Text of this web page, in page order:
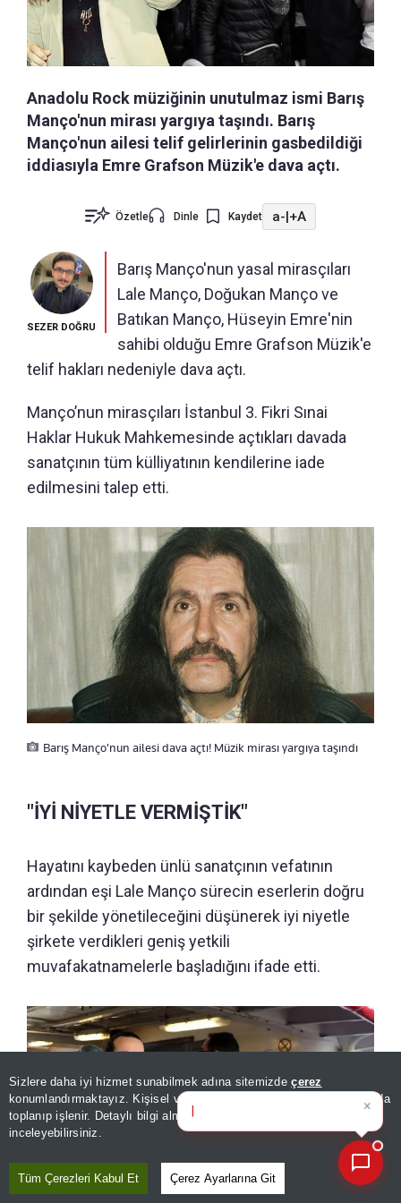
Sizlere daha iyi hizmet sunabilmek adına sitemizdeçerez
konumlandırmaktayız. Kişisel verileriniz, KVKK ve GDPR kapsamında
toplanıp işlenir. Detaylı bilgi almak için
inceleyebilirsiniz.
Tüm Çerezleri Kabul Et Çerez Ayarlarına Git
Anadolu Rock müziğinin unutulmaz ismi Barış
Manço'nun mirası yargıya taşındı. Barış
Manço'nun ailesi telif gelirlerinin gasbedildiği
iddiasıyla Emre Grafson Müzik'e dava açtı.
Özetle Dinle Kaydet a-|+A
SEZER DOĞRU
Barış Manço'nun yasal mirasçıları
Lale Manço, Doğukan Manço ve
Batıkan Manço, Hüseyin Emre'nin
sahibi olduğu Emre Grafson Müzik'e
telif hakları nedeniyle dava açtı.
Manço’nun mirasçıları İstanbul 3. Fikri Sınai
Haklar Hukuk Mahkemesinde açtıkları davada
sanatçının tüm külliyatının kendilerine iade
edilmesini talep etti.
Barış Manço'nun ailesi dava açtı! Müzik mirası yargıya taşındı
"İYİ NİYETLE VERMİŞTİK"
Hayatını kaybeden ünlü sanatçının vefatının
ardından eşi Lale Manço sürecin eserlerin doğru
bir şekilde yönetileceğini düşünerek iyi niyetle
şirkete verdikleri geniş yetkili
muvafakatnamelerle başladığını ifade etti.
×
Bugünün öne çıkan manşetleri